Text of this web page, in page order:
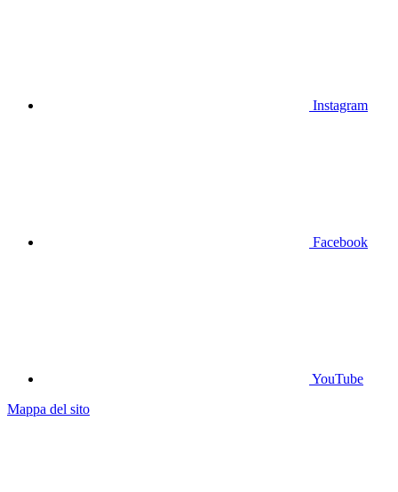
Instagram
Facebook
YouTube
Mappa del sito